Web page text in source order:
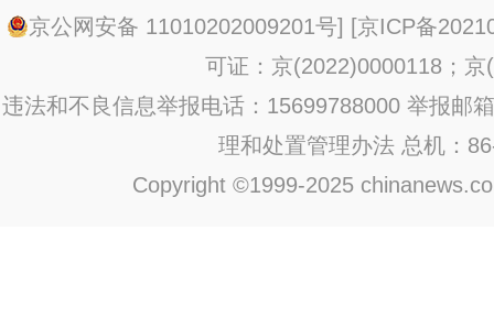
京公网安备 11010202009201号] [京ICP备
可证：京(2022)0000118；京
违法和不良信息举报电话：15699788000 举报邮
理和处置管理办法 总机：
Copyright ©1999-2025